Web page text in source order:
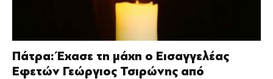
Πάτρα: Έχασε τη μάχη ο Εισαγγελέας
Εφετών Γεώργιος Τσιρώνης από